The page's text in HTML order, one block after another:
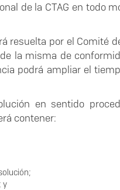
de la CTAG en todo
resuelta por el Comité
la misma de
podrá ampliar el
en sentido
contener:
y